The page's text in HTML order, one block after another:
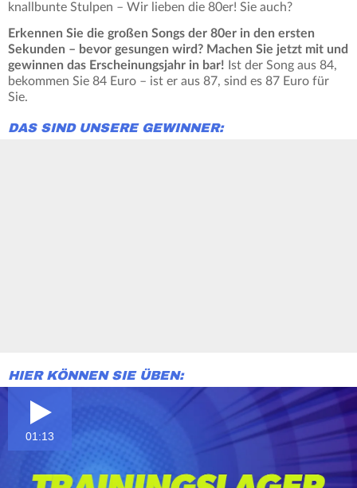
knallbunte Stulpen – Wir lieben die 80er! Sie auch?
Erkennen Sie die großen Songs der 80er in den ersten
Sekunden – bevor gesungen wird? Machen Sie jetzt mit und
gewinnen das Erscheinungsjahr in bar! Ist der Song aus 84,
bekommen Sie 84 Euro – ist er aus 87, sind es 87 Euro für
Sie.
DAS SIND UNSERE GEWINNER:
HIER KÖNNEN SIE ÜBEN:
01:13